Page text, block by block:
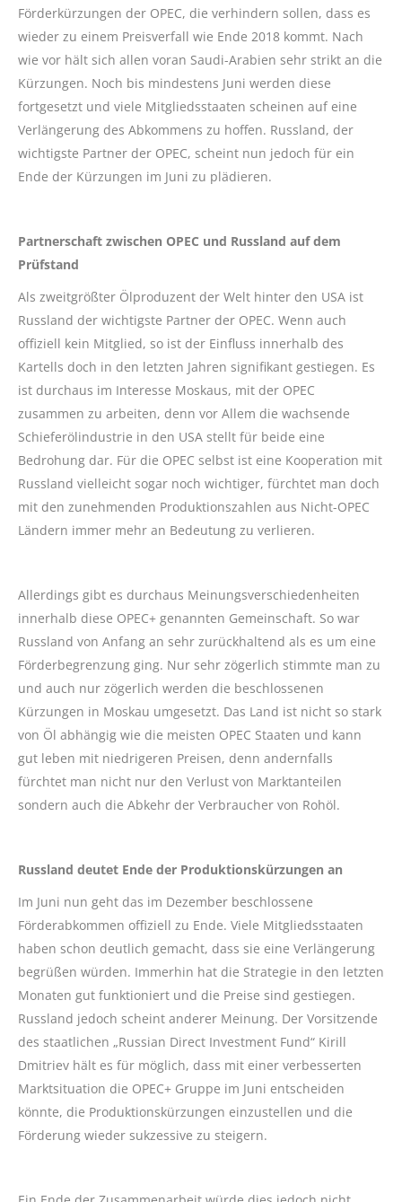
Förderkürzungen der OPEC, die verhindern sollen, dass es
wieder zu einem Preisverfall wie Ende 2018 kommt. Nach
wie vor hält sich allen voran Saudi-Arabien sehr strikt an die
Kürzungen. Noch bis mindestens Juni werden diese
fortgesetzt und viele Mitgliedsstaaten scheinen auf eine
Verlängerung des Abkommens zu hoffen. Russland, der
wichtigste Partner der OPEC, scheint nun jedoch für ein
Ende der Kürzungen im Juni zu plädieren.
Partnerschaft zwischen OPEC und Russland auf dem
Prüfstand
Als zweitgrößter Ölproduzent der Welt hinter den USA ist
Russland der wichtigste Partner der OPEC. Wenn auch
offiziell kein Mitglied, so ist der Einfluss innerhalb des
Kartells doch in den letzten Jahren signifikant gestiegen. Es
ist durchaus im Interesse Moskaus, mit der OPEC
zusammen zu arbeiten, denn vor Allem die wachsende
Schieferölindustrie in den USA stellt für beide eine
Bedrohung dar. Für die OPEC selbst ist eine Kooperation mit
Russland vielleicht sogar noch wichtiger, fürchtet man doch
mit den zunehmenden Produktionszahlen aus Nicht-OPEC
Ländern immer mehr an Bedeutung zu verlieren.
Allerdings gibt es durchaus Meinungsverschiedenheiten
innerhalb diese OPEC+ genannten Gemeinschaft. So war
Russland von Anfang an sehr zurückhaltend als es um eine
Förderbegrenzung ging. Nur sehr zögerlich stimmte man zu
und auch nur zögerlich werden die beschlossenen
Kürzungen in Moskau umgesetzt. Das Land ist nicht so stark
von Öl abhängig wie die meisten OPEC Staaten und kann
gut leben mit niedrigeren Preisen, denn andernfalls
fürchtet man nicht nur den Verlust von Marktanteilen
sondern auch die Abkehr der Verbraucher von Rohöl.
Russland deutet Ende der Produktionskürzungen an
Im Juni nun geht das im Dezember beschlossene
Förderabkommen offiziell zu Ende. Viele Mitgliedsstaaten
haben schon deutlich gemacht, dass sie eine Verlängerung
begrüßen würden. Immerhin hat die Strategie in den letzten
Monaten gut funktioniert und die Preise sind gestiegen.
Russland jedoch scheint anderer Meinung. Der Vorsitzende
des staatlichen „Russian Direct Investment Fund“ Kirill
Dmitriev hält es für möglich, dass mit einer verbesserten
Marktsituation die OPEC+ Gruppe im Juni entscheiden
könnte, die Produktionskürzungen einzustellen und die
Förderung wieder sukzessive zu steigern.